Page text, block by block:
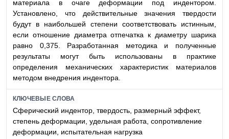
материала в очаге деформации под индентором.
Установлено, что действительные значения твердости
будут в наибольшей степени соответствовать истинным,
если отношение диаметра отпечатка к диаметру шарика
равно 0,375. Разработанная методика и полученные
результаты могут быть использованы в практике
определения механических характеристик материалов
методом внедрения индентора.
КЛЮЧЕВЫЕ СЛОВА
Сферический индентор, твердость, размерный эффект,
степень деформации, удельная работа, сопротивление
деформации, испытательная нагрузка